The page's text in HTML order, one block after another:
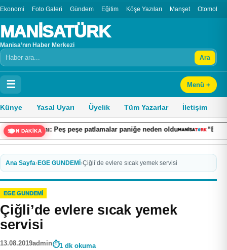
Ekonomi Foto Galeri Gündem Eğitim Köşe Yazıları Manşet Otomobil
MANİSATÜRK
Manisa’nın Haber Merkezi
Arama Ara
☰ Menü +
Künye Yasal Uyarı Üyelik Tüm Yazarlar İletişim
SON DAKİKA
Peş peşe patlamalar paniğe neden oldu “Ekonomiye Yön
Ana Sayfa›EGE GUNDEMİ ›Çiğli’de evlere sıcak yemek servisi
EGE GUNDEMİ
Çiğli’de evlere sıcak yemek
servisi
13.08.2019admin 1 dk okuma